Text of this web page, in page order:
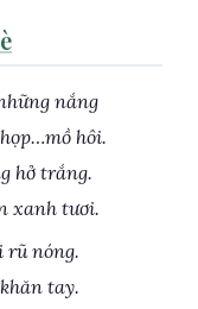
nắng
hôi.
hở trắng.
xanh tươi.
rũ nóng.
tay.